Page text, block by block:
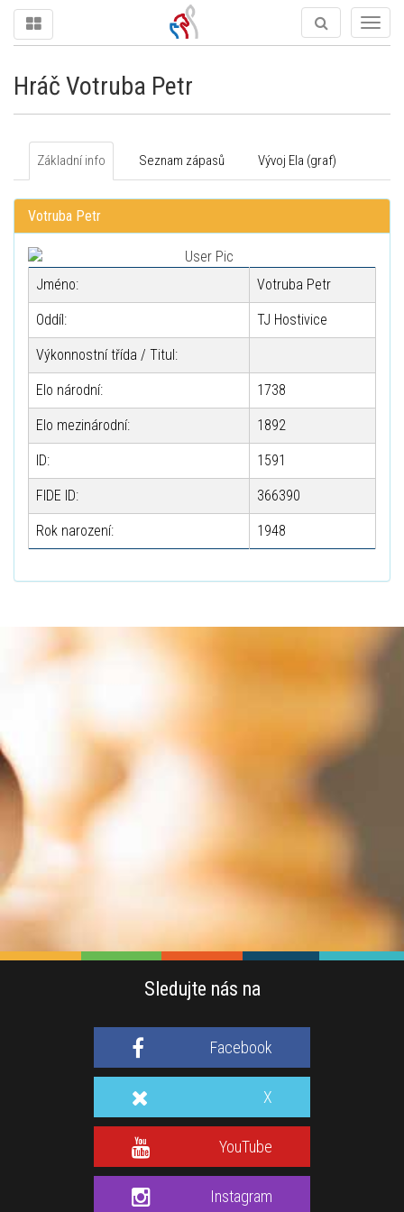
Hráč Votruba Petr
Základní info Seznam zápasů Vývoj Ela (graf)
Votruba Petr
Jméno: Votruba Petr
Oddíl: TJ Hostivice
Výkonnostní třída / Titul:
Elo národní: 1738
Elo mezinárodní: 1892
ID: 1591
FIDE ID: 366390
Rok narození: 1948
Sledujte nás na
Facebook
X
YouTube
Instagram